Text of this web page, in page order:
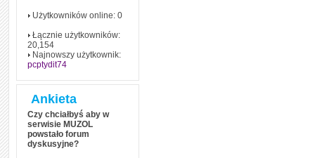
Użytkowników online: 0
Łącznie użytkowników:
20,154
Najnowszy użytkownik:
pcptydit74
Ankieta
Czy chciałbyś aby w
serwisie MUZOL
powstało forum
dyskusyjne?